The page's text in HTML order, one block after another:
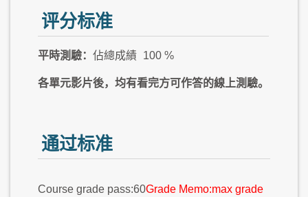
评分标准
平時測驗： 佔總成績 100 %
各單元影片後，均有看完方可作答的線上測驗。
通过标准
Course grade pass:60Grade Memo:max grade